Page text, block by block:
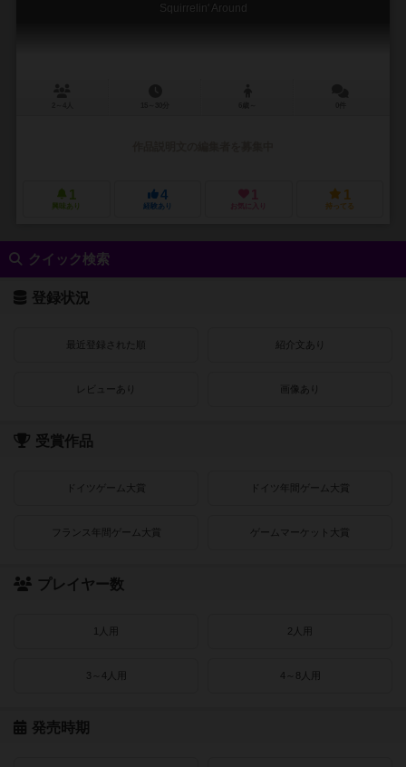
Squirrelin' Around
1
興味あり
4
経験あり
1
お気に入り
1
持ってる
クイック検索
登録状況
最近登録された順 紹介文あり
レビューあり 画像あり
受賞作品
ドイツゲーム大賞 ドイツ年間ゲーム大賞
フランス年間ゲーム大賞 ゲームマーケット大賞
プレイヤー数
1人用 2人用
3～4人用 4～8人用
発売時期